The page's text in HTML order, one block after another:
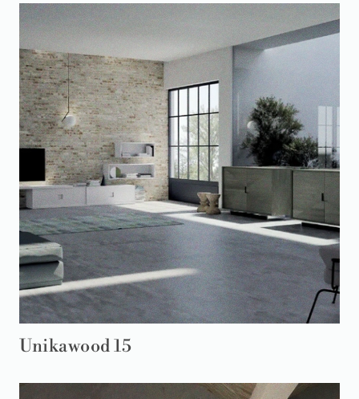
Unikawood 15